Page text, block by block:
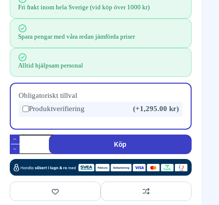
Fri frakt inom hela Sverige (vid köp över 1000 kr)
Spara pengar med våra redan jämförda priser
Alltid hjälpsam personal
Obligatoriskt tillval
Produktverifiering
(+1,295.00 kr)
Köp